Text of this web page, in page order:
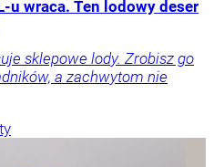
u wraca. Ten lodowy deser
sklepowe lody. Zrobisz go
a zachwytom nie